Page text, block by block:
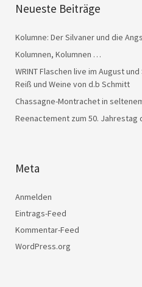
Neueste Beiträge
Kolumne: Der Silvaner und die
Kolumnen, Kolumnen …
WRINT Flaschen live im August
Reiß und Weine von d.b Schmitt
Chassagne-Montrachet in
Reenactement zum 50. Jahrestag
Meta
Anmelden
Eintrags-Feed
Kommentar-Feed
WordPress.org